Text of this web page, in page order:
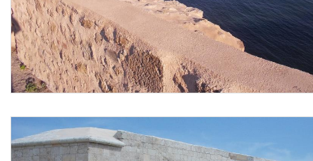
direzione lavori prima della fase esecutiva, la pulizia finale
con l'asportazione dei detriti e polvere, il trasporto delle
macerie al piano di carico con lo sgombero e trasporto alle
pubbliche discariche, i corrispettivi per diritti di discarica,
nonché ogni altra prestazione accessoria occorrente per
eseguire l’opera a regola d’arte.